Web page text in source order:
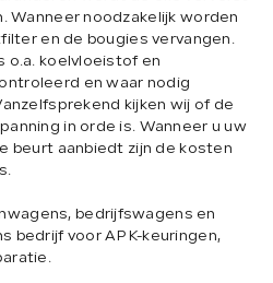
Wanneer noodzakelijk worden
en de bougies vervangen.
o.a. koelvloeistof en
en waar nodig
kijken wij of de
in orde is. Wanneer u uw
beurt aanbiedt zijn de kosten
bedrijfswagens en
bedrijf voor APK-keuringen,